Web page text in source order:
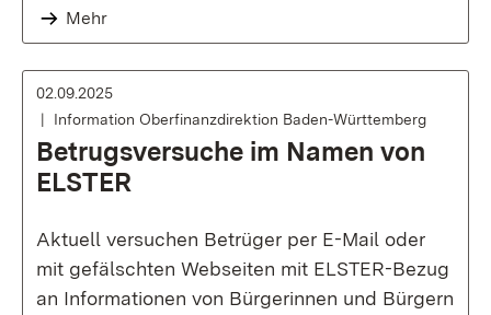
Mehr
02.09.2025
Information Oberfinanzdirektion Baden-Württemberg
Betrugsversuche im Namen von
ELSTER
Aktuell versuchen Betrüger per E-Mail oder
mit gefälschten Webseiten mit ELSTER-Bezug
an Informationen von Bürgerinnen und Bürgern